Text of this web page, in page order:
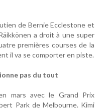
de Bernie Ecclestone et
a droit à une super
premières courses de la
il va se comporter en piste.
pas du tout
mars avec le Grand Prix
Park de Melbourne. Kimi